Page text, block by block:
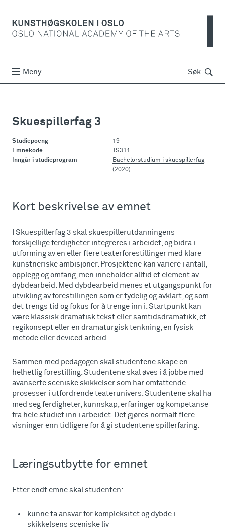
Meny Søk Søk
Skuespillerfag 3
Studiepoeng
19
Emnekode
TS311
Inngår i studieprogram
Bachelorstudium i skuespillerfag
(2020)
Kort beskrivelse av emnet
I Skuespillerfag 3 skal skuespillerutdanningens
forskjellige ferdigheter integreres i arbeidet, og bidra i
utforming av en eller flere teaterforestillinger med klare
kunstneriske ambisjoner. Prosjektene kan variere i antall,
opplegg og omfang, men inneholder alltid et element av
dybdearbeid. Med dybdearbeid menes et utgangspunkt for
utvikling av forestillingen som er tydelig og avklart, og som
det trengs tid og fokus for å trenge inn i. Startpunkt kan
være klassisk dramatisk tekst eller samtidsdramatikk, et
regikonsept eller en dramaturgisk tenkning, en fysisk
metode eller deviced arbeid.
Sammen med pedagogen skal studentene skape en
helhetlig forestilling. Studentene skal øves i å jobbe med
avanserte sceniske skikkelser som har omfattende
prosesser i utfordrende teaterunivers. Studentene skal ha
med seg ferdigheter, kunnskap, erfaringer og kompetanse
fra hele studiet inn i arbeidet. Det gjøres normalt flere
visninger enn tidligere for å gi studentene spillerfaring.
Læringsutbytte for emnet
Etter endt emne skal studenten:
kunne ta ansvar for kompleksitet og dybde i
skikkelsens sceniske liv